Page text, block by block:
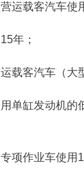
运载客汽车
年；
载客汽车（大
用单缸发动机
项作业车使